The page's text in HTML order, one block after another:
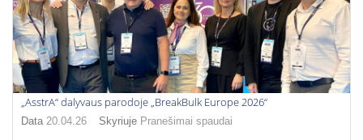
„AsstrA“ dalyvaus parodoje „BreakBulk Europe 2026“
Data 20.04.26 Skyriuje Pranešimai spaudai